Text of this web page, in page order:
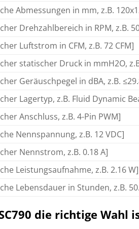
Abmessungen in mm, z.B.
Drehzahlbereich in RPM, z.B.
Luftstrom in CFM, z.B. 72 CFM]
statischer Druck in mmH2O,
Geräuschpegel in dBA, z.B.
Lagertyp, z.B. Fluid Dynamic
Anschluss, z.B. 4-Pin PWM]
Nennspannung, z.B. 12 VDC]
Nennstrom, z.B. 0.18 A]
Leistungsaufnahme, z.B. 2.16 W]
Lebensdauer in Stunden, z.B.
die richtige Wahl